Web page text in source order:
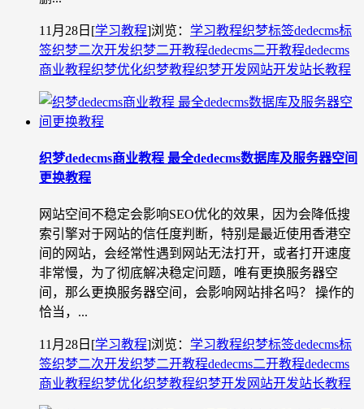
11月28日 [学习教程]浏览： 学习教程织梦标签dedecms标
签织梦二次开发织梦二开教程dedecms二开教程dedecms
商业教程织梦优化织梦教程织梦开发 网站开发站长教程
织梦dedecms商业教程 最全dedecms数据库及服务器空间
更换教程
网站空间不稳定会影响SEO优化的效果，因为会降低搜
索引擎对于网站的信任度判断，特别是最近使用香港空
间的网站，会经常性遇到网站无法打开，或者打开速度
非常慢，为了彻底解决稳定问题，唯有更换服务器空
间，那么更换服务器空间，会影响网站排名吗？ 操作的
恰当，...
11月28日 [学习教程]浏览： 学习教程织梦标签dedecms标
签织梦二次开发织梦二开教程dedecms二开教程dedecms
商业教程织梦优化织梦教程织梦开发 网站开发站长教程